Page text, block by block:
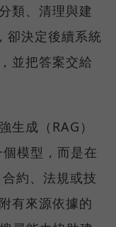
類、清理與建
卻決定後續系統
並把答案交給
生成（RAG）
模型，而是在
約、法規或技
有來源依據的